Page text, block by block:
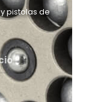
pistolas de